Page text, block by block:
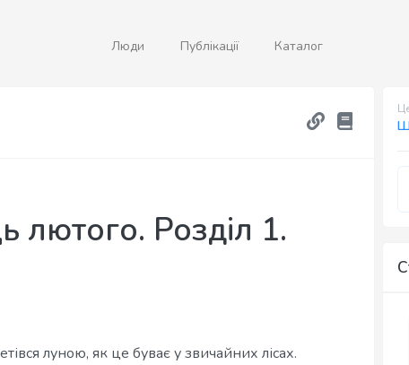
Люди Публікації Каталог
лютого. Розділ 1.
луною, як це буває у звичайних лісах.